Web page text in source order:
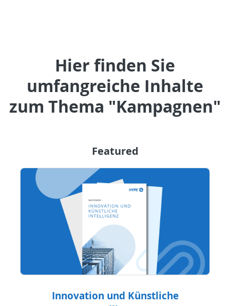
Hier finden Sie
umfangreiche Inhalte
zum Thema "Kampagnen"
Featured
Innovation und Künstliche